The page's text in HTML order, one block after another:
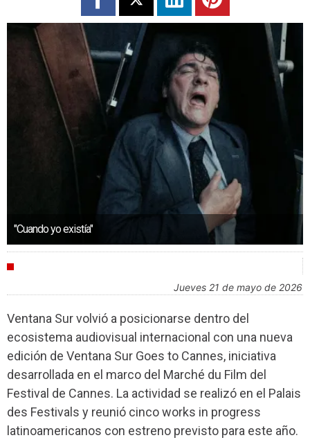
"Cuando yo existía"
jueves 21 de mayo de 2026
Ventana Sur volvió a posicionarse dentro del
ecosistema audiovisual internacional con una nueva
edición de Ventana Sur Goes to Cannes, iniciativa
desarrollada en el marco del Marché du Film del
Festival de Cannes. La actividad se realizó en el Palais
des Festivals y reunió cinco works in progress
latinoamericanos con estreno previsto para este año.